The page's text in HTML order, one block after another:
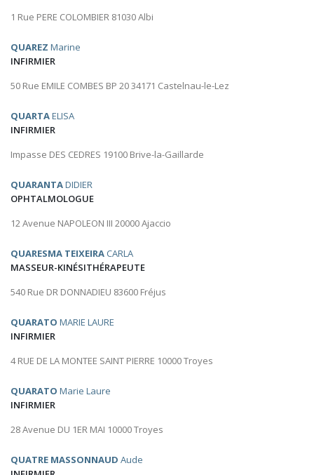
1 Rue PERE COLOMBIER 81030 Albi
QUAREZ Marine
INFIRMIER
50 Rue EMILE COMBES BP 20 34171 Castelnau-le-Lez
QUARTAELISA
INFIRMIER
Impasse DES CEDRES 19100 Brive-la-Gaillarde
QUARANTADIDIER
OPHTALMOLOGUE
12 Avenue NAPOLEON III 20000 Ajaccio
QUARESMA TEIXEIRA CARLA
MASSEUR-KINÉSITHÉRAPEUTE
540 Rue DR DONNADIEU 83600 Fréjus
QUARATO MARIE LAURE
INFIRMIER
4 RUE DE LA MONTEE SAINT PIERRE 10000 Troyes
QUARATO Marie Laure
INFIRMIER
28 Avenue DU 1ER MAI 10000 Troyes
QUATRE MASSONNAUD Aude